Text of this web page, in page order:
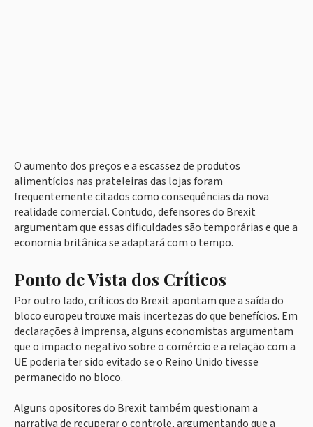
O aumento dos preços e a escassez de produtos
alimentícios nas prateleiras das lojas foram
frequentemente citados como consequências da nova
realidade comercial. Contudo, defensores do Brexit
argumentam que essas dificuldades são temporárias e que a
economia britânica se adaptará com o tempo.
Ponto de Vista dos Críticos
Por outro lado, críticos do Brexit apontam que a saída do
bloco europeu trouxe mais incertezas do que benefícios. Em
declarações à imprensa, alguns economistas argumentam
que o impacto negativo sobre o comércio e a relação com a
UE poderia ter sido evitado se o Reino Unido tivesse
permanecido no bloco.
Alguns opositores do Brexit também questionam a
narrativa de recuperar o controle, argumentando que a